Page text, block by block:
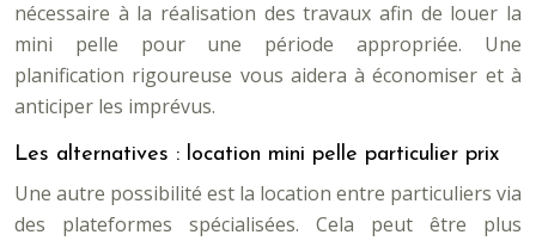
nécessaire à la réalisation des travaux afin de louer la
mini pelle pour une période appropriée. Une
planification rigoureuse vous aidera à économiser et à
anticiper les imprévus.
Les alternatives : location mini pelle particulier prix
Une autre possibilité est la location entre particuliers via
des plateformes spécialisées. Cela peut être plus